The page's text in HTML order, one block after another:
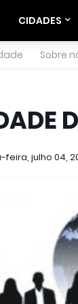
CIDADES
Sobre
julho 04,